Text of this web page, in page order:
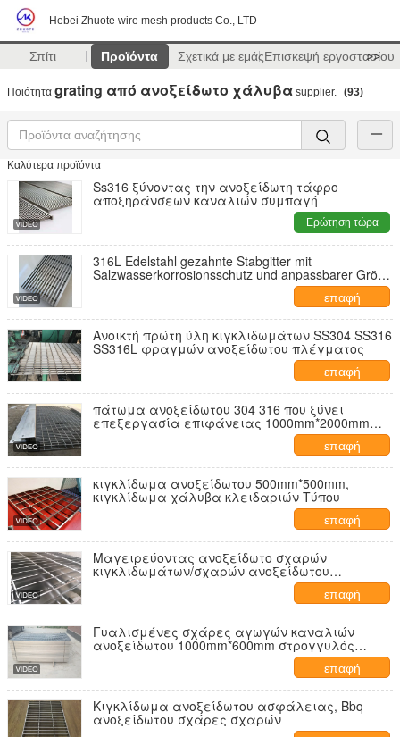
Hebei Zhuote wire mesh products Co., LTD
Σπίτι Προϊόντα Σχετικά με εμάςΕπισκεψή εργοστασίου
>>
Ποιότητα grating από ανοξείδωτο χάλυβα supplier. (93)
Καλύτερα προϊόντα
Ss316 ξύνοντας την ανοξείδωτη τάφρο
αποξηράνσεων καναλιών συμπαγή
Ερώτηση τώρα
316L Edelstahl gezahnte Stabgitter mit
Salzwasserkorrosionsschutz und anpassbarer Größe
επαφή
Ανοικτή πρώτη ύλη κιγκλιδωμάτων SS304 SS316
SS316L φραγμών ανοξείδωτου πλέγματος
επαφή
πάτωμα ανοξείδωτου 304 316 που ξύνει
επεξεργασία επιφάνειας 1000mm*2000mm
επαφή
κιγκλίδωμα ανοξείδωτου 500mm*500mm,
κιγκλίδωμα χάλυβα κλειδαριών Τύπου
επαφή
Μαγειρεύοντας ανοξείδωτο σχαρών
κιγκλιδωμάτων/σχαρών ανοξείδωτου
επαφή
Γυαλισμένες σχάρες αγωγών καναλιών
ανοξείδωτου 1000mm*600mm στρογγυλός
επαφή
Κιγκλίδωμα ανοξείδωτου ασφάλειας, Bbq
ανοξείδωτου σχάρες σχαρών